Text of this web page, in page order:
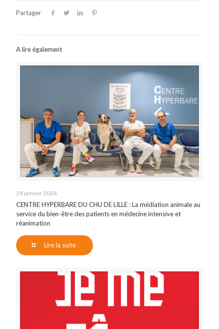
Partager
A lire également
28 janvier 2026
CENTRE HYPERBARE DU CHU DE LILLE : La médiation animale au
service du bien-être des patients en médecine intensive et
réanimation
Lire la suite